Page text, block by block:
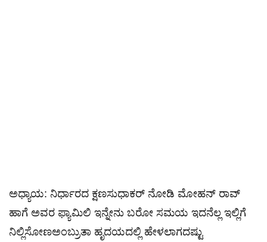
ಅಧ್ಯಾಯ: ನಿರ್ಧಾರದ ಕ್ಷಣಸುಧಾಕರ್ ನೋಡಿ ಮೋಹನ್ ರಾವ್
ಹಾಗೆ ಅವರ ಫ್ಯಾಮಿಲಿ ಇನ್ನೇನು ಬರೋ ಸಮಯ ಇದನೆಲ್ಲ ಇಲ್ಲಿಗೆ
ನಿಲ್ಲಿಸೋಣಅಂಬ್ರುತಾ ಹೃದಯದಲ್ಲಿ ಹೇಳಲಾಗದಷ್ಟು